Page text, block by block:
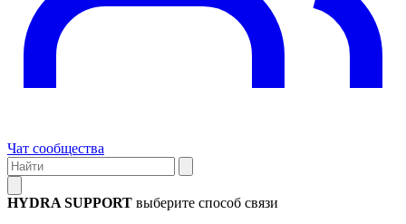
Чат сообщества
HYDRA SUPPORT выберите способ связи